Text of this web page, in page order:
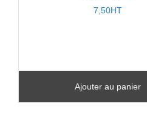
7,50HT
Ajouter au panier